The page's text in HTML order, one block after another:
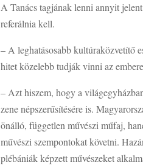
A Tanács tagjának lenni annyit
referálnia kell.
– A leghatásosabb kultúraközvetítő
hitet közelebb tudják vinni az
– Azt hiszem, hogy a
zene népszerűsítésére is.
önálló, független művészi műfaj,
művészi szempontokat követni.
plébániák képzett művészeket